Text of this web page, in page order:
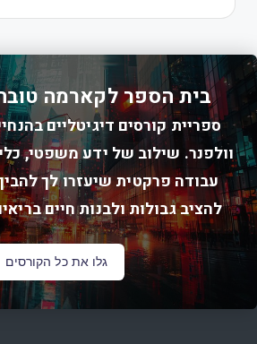
בית הספר לקארמה
ספריית קורסים דיגיטליים
וולפנר. שילוב של ידע משפטי,
עבודה פרקטית שיעזרו לך
להציב גבולות ולבנות חיים
גלו את כל הקורסים